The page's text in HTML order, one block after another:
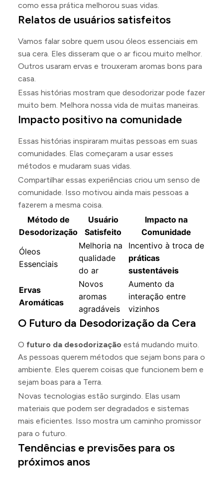
como essa prática melhorou suas vidas.
Relatos de usuários satisfeitos
Vamos falar sobre quem usou óleos essenciais em
sua cera. Eles disseram que o ar ficou muito melhor.
Outros usaram ervas e trouxeram aromas bons para
casa.
Essas histórias mostram que desodorizar pode fazer
muito bem. Melhora nossa vida de muitas maneiras.
Impacto positivo na comunidade
Essas histórias inspiraram muitas pessoas em suas
comunidades. Elas começaram a usar esses
métodos e mudaram suas vidas.
Compartilhar essas experiências criou um senso de
comunidade. Isso motivou ainda mais pessoas a
fazerem a mesma coisa.
Método de
Desodorização
Usuário
Satisfeito
Impacto na
Comunidade
Óleos
Essenciais
Melhoria na
qualidade
do ar
Incentivo à troca de
práticas
sustentáveis
Ervas
Aromáticas
Novos
aromas
agradáveis
Aumento da
interação entre
vizinhos
O Futuro da Desodorização da Cera
O futuro da desodorização está mudando muito.
As pessoas querem métodos que sejam bons para o
ambiente. Eles querem coisas que funcionem bem e
sejam boas para a Terra.
Novas tecnologias estão surgindo. Elas usam
materiais que podem ser degradados e sistemas
mais eficientes. Isso mostra um caminho promissor
para o futuro.
Tendências e previsões para os
próximos anos